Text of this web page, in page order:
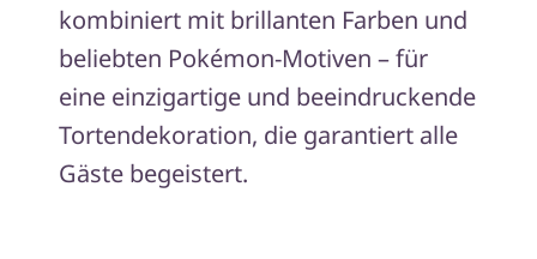
kombiniert mit brillanten Farben und
beliebten Pokémon-Motiven – für
eine einzigartige und beeindruckende
Tortendekoration, die garantiert alle
Gäste begeistert.